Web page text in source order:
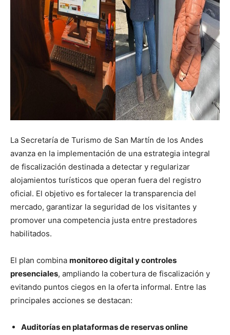
La Secretaría de Turismo de San Martín de los Andes
avanza en la implementación de una estrategia integral
de fiscalización destinada a detectar y regularizar
alojamientos turísticos que operan fuera del registro
oficial. El objetivo es fortalecer la transparencia del
mercado, garantizar la seguridad de los visitantes y
promover una competencia justa entre prestadores
habilitados.
El plan combina monitoreo digital y controles
presenciales, ampliando la cobertura de fiscalización y
evitando puntos ciegos en la oferta informal. Entre las
principales acciones se destacan:
Auditorías en plataformas de reservas online